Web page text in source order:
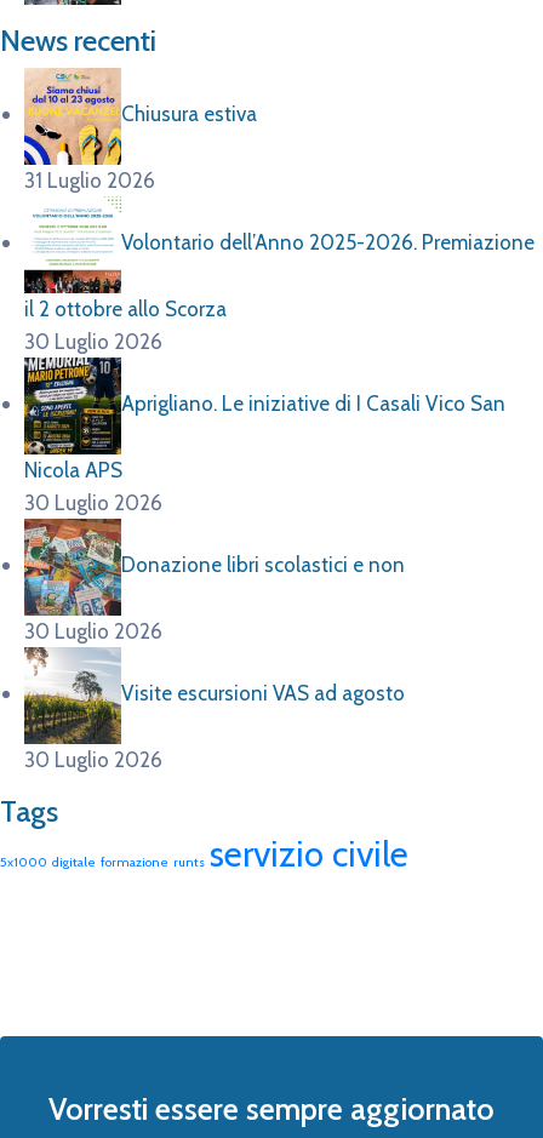
News recenti
Chiusura estiva
31 Luglio 2026
Volontario dell’Anno 2025-2026. Premiazione
il 2 ottobre allo Scorza
30 Luglio 2026
Aprigliano. Le iniziative di I Casali Vico San
Nicola APS
30 Luglio 2026
Donazione libri scolastici e non
30 Luglio 2026
Visite escursioni VAS ad agosto
30 Luglio 2026
Tags
5x1000 digitale formazione runts servizio civile
Vorresti essere sempre aggiornato